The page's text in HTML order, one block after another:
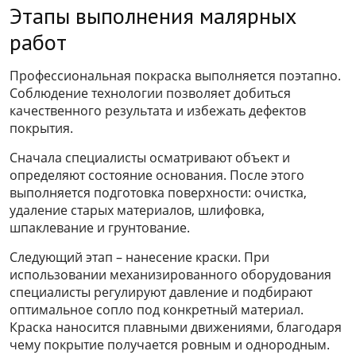
Этапы выполнения малярных
работ
Профессиональная покраска выполняется поэтапно.
Соблюдение технологии позволяет добиться
качественного результата и избежать дефектов
покрытия.
Сначала специалисты осматривают объект и
определяют состояние основания. После этого
выполняется подготовка поверхности: очистка,
удаление старых материалов, шлифовка,
шпаклевание и грунтование.
Следующий этап – нанесение краски. При
использовании механизированного оборудования
специалисты регулируют давление и подбирают
оптимальное сопло под конкретный материал.
Краска наносится плавными движениями, благодаря
чему покрытие получается ровным и однородным.